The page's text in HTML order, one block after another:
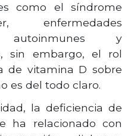
como el síndrome
enfermedades
autoinmunes y
sin embargo, el rol
de vitamina D sobre
es del todo claro.
la deficiencia de
ha relacionado con